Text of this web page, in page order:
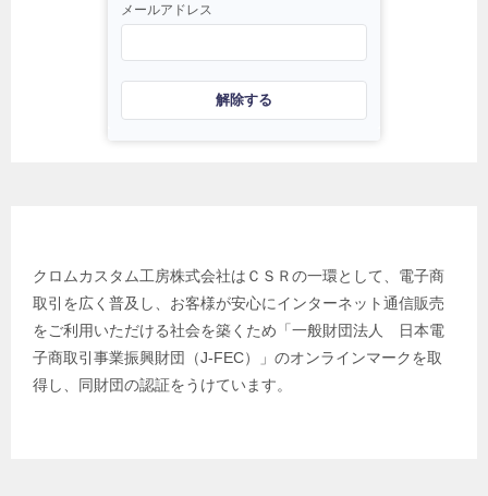
メールアドレス
解除する
クロムカスタム工房株式会社はＣＳＲの一環として、電子商
取引を広く普及し、お客様が安心にインターネット通信販売
をご利用いただける社会を築くため「一般財団法人 日本電
子商取引事業振興財団（J-FEC）」のオンラインマークを取
得し、同財団の認証をうけています。